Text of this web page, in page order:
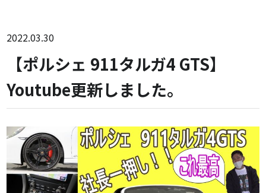
2022.03.30
【ポルシェ 911タルガ4 GTS】
Youtube更新しました。